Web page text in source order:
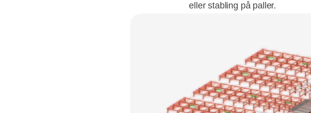
eller stabling på paller.